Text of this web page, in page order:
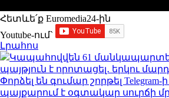
Հետևե՛ք Euromedia24-ին
Youtube-ում`
Լրահոս
Կապահովվեն 61
պայթյուն է որոտացել․ երկու մարդ
Փորձել են գումար շորթել Telegram-
պայքարում է օգտակար սուրճի